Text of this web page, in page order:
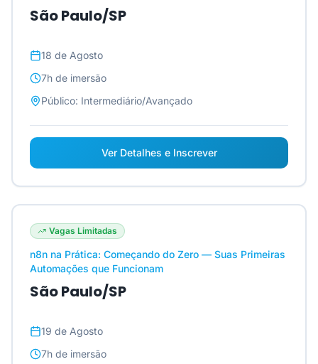
São Paulo/SP
18 de Agosto
7h de imersão
Público: Intermediário/Avançado
Ver Detalhes e Inscrever
Vagas Limitadas
n8n na Prática: Começando do Zero — Suas Primeiras
Automações que Funcionam
São Paulo/SP
19 de Agosto
7h de imersão